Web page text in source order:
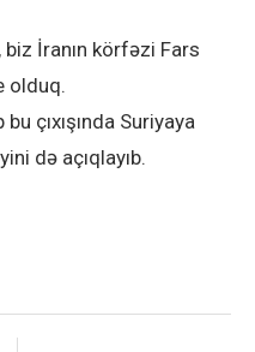
İranın körfəzi Fars
olduq.
çıxışında Suriyaya
də açıqlayıb.